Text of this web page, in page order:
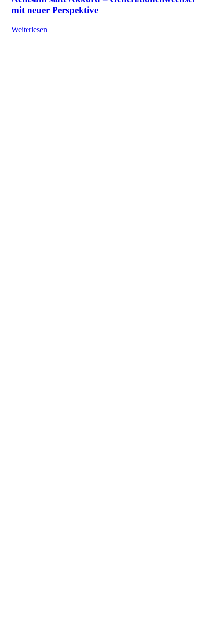
mit neuer Perspektive
Weiterlesen